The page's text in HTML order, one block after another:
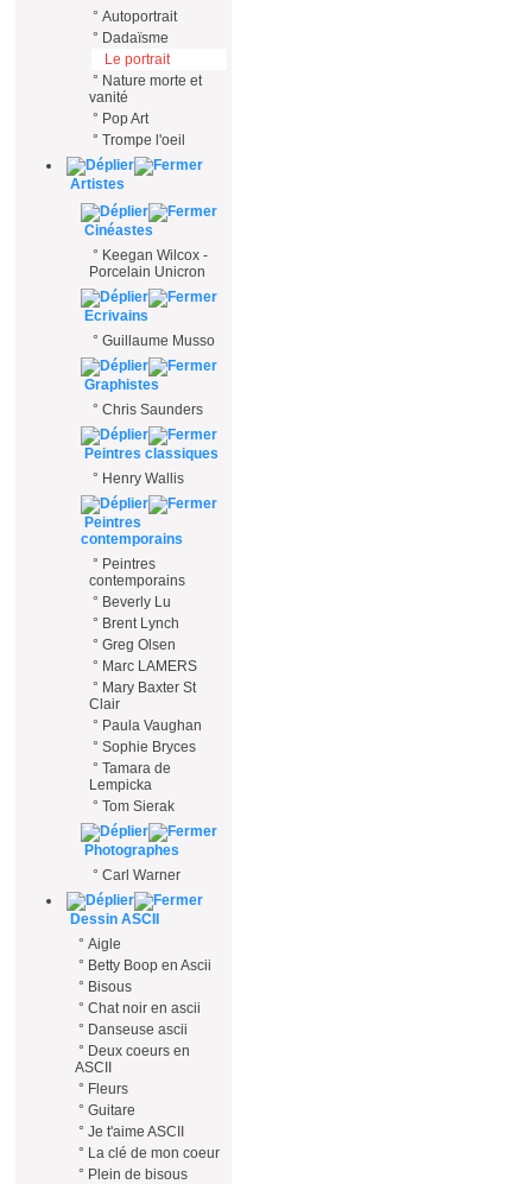
° Autoportrait
° Dadaïsme
Le portrait
° Nature morte et
vanité
° Pop Art
° Trompe l'oeil
Artistes
Cinéastes
° Keegan Wilcox -
Porcelain Unicron
Ecrivains
° Guillaume Musso
Graphistes
° Chris Saunders
Peintres classiques
° Henry Wallis
Peintres
contemporains
° Peintres
contemporains
° Beverly Lu
° Brent Lynch
° Greg Olsen
° Marc LAMERS
° Mary Baxter St
Clair
° Paula Vaughan
° Sophie Bryces
° Tamara de
Lempicka
° Tom Sierak
Photographes
° Carl Warner
Dessin ASCII
° Aigle
° Betty Boop en Ascii
° Bisous
° Chat noir en ascii
° Danseuse ascii
° Deux coeurs en
ASCII
° Fleurs
° Guitare
° Je t'aime ASCII
° La clé de mon coeur
° Plein de bisous